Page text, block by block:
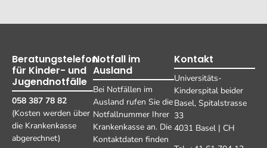
Beratungstelefon
für Kinder- und
Jugendnotfälle
058 387 78 82
(Kosten werden über
die Krankenkasse
abgerechnet)
Notfall im
Ausland
Bei Notfällen im
Ausland rufen Sie die
Notfallnummer Ihrer
Krankenkasse an. Die
Kontaktdaten finden
Kontakt
Universitäts-
Kinderspital beider
Basel, Spitalstrasse
33
4031 Basel | CH